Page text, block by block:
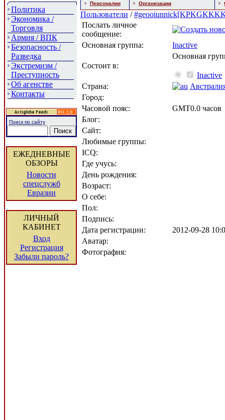
Политика
Экономика /
Торговля
Армия / ВПК
Безопасность /
Разведка
Экстремизм /
Преступность
Об агенстве
Контакты
Поиск по сайту
ЕЖЕДНЕВНЫЕ
ОБЗОРЫ
Новости
спецслужб
Евразии
ЛИЧНЫЙ
КАБИНЕТ
Вход
Регистрация
Забыли пароль?
Персоналии Организации
Пользователи /
Послать личное
сообщение:
Основная группа:
Inactive
Состоит в:
Основная
Inactive
Страна:
Город:
Часовой пояс:
GMT0.0 часов
Блог:
Сайт:
Любимые группы:
ICQ:
Где учусь:
День рождения:
Возраст:
О себе:
Пол:
Подпись:
Дата регистрации:
2012-09-28
Аватар:
Фотография: